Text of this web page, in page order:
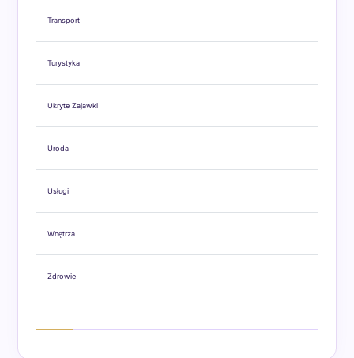
Transport
Turystyka
Ukryte Zajawki
Uroda
Usługi
Wnętrza
Zdrowie